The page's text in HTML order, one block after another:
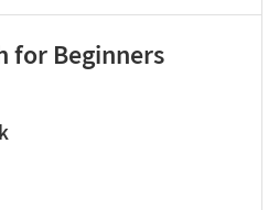
for Beginners